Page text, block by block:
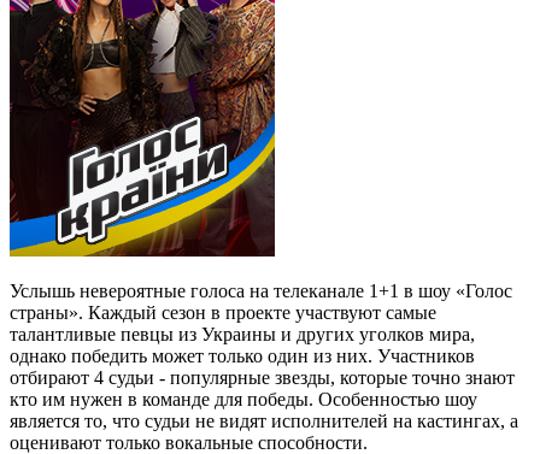
Услышь невероятные голоса на телеканале 1+1 в шоу «Голос
страны». Каждый сезон в проекте участвуют самые
талантливые певцы из Украины и других уголков мира,
однако победить может только один из них. Участников
отбирают 4 судьи - популярные звезды, которые точно знают
кто им нужен в команде для победы. Особенностью шоу
является то, что судьи не видят исполнителей на кастингах, а
оценивают только вокальные способности.